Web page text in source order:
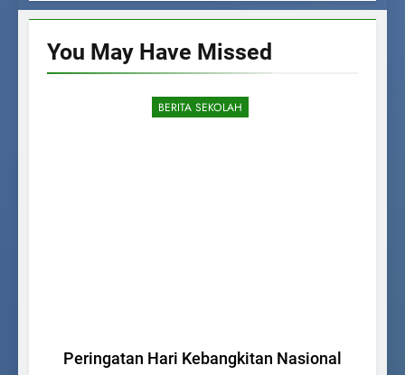
You May Have Missed
BERITA SEKOLAH
Peringatan Hari Kebangkitan Nasional